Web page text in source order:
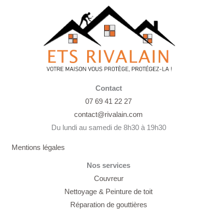
Contact
07 69 41 22 27
contact@rivalain.com
Du lundi au samedi de 8h30 à 19h30
Mentions légales
Nos services
Couvreur
Nettoyage & Peinture de toit
Réparation de gouttières